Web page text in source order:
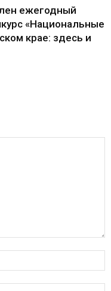
ежегодный
«Национальные
крае: здесь и